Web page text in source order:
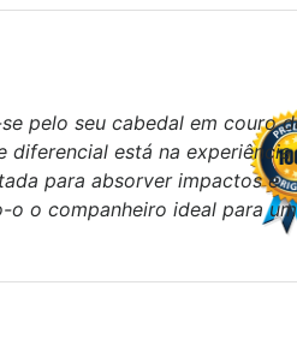
pelo seu cabedal em couro
diferencial está na experiência
para absorver impactos e
o companheiro ideal para um